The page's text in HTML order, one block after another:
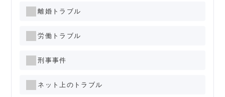
離婚トラブル
労働トラブル
刑事事件
ネット上のトラブル